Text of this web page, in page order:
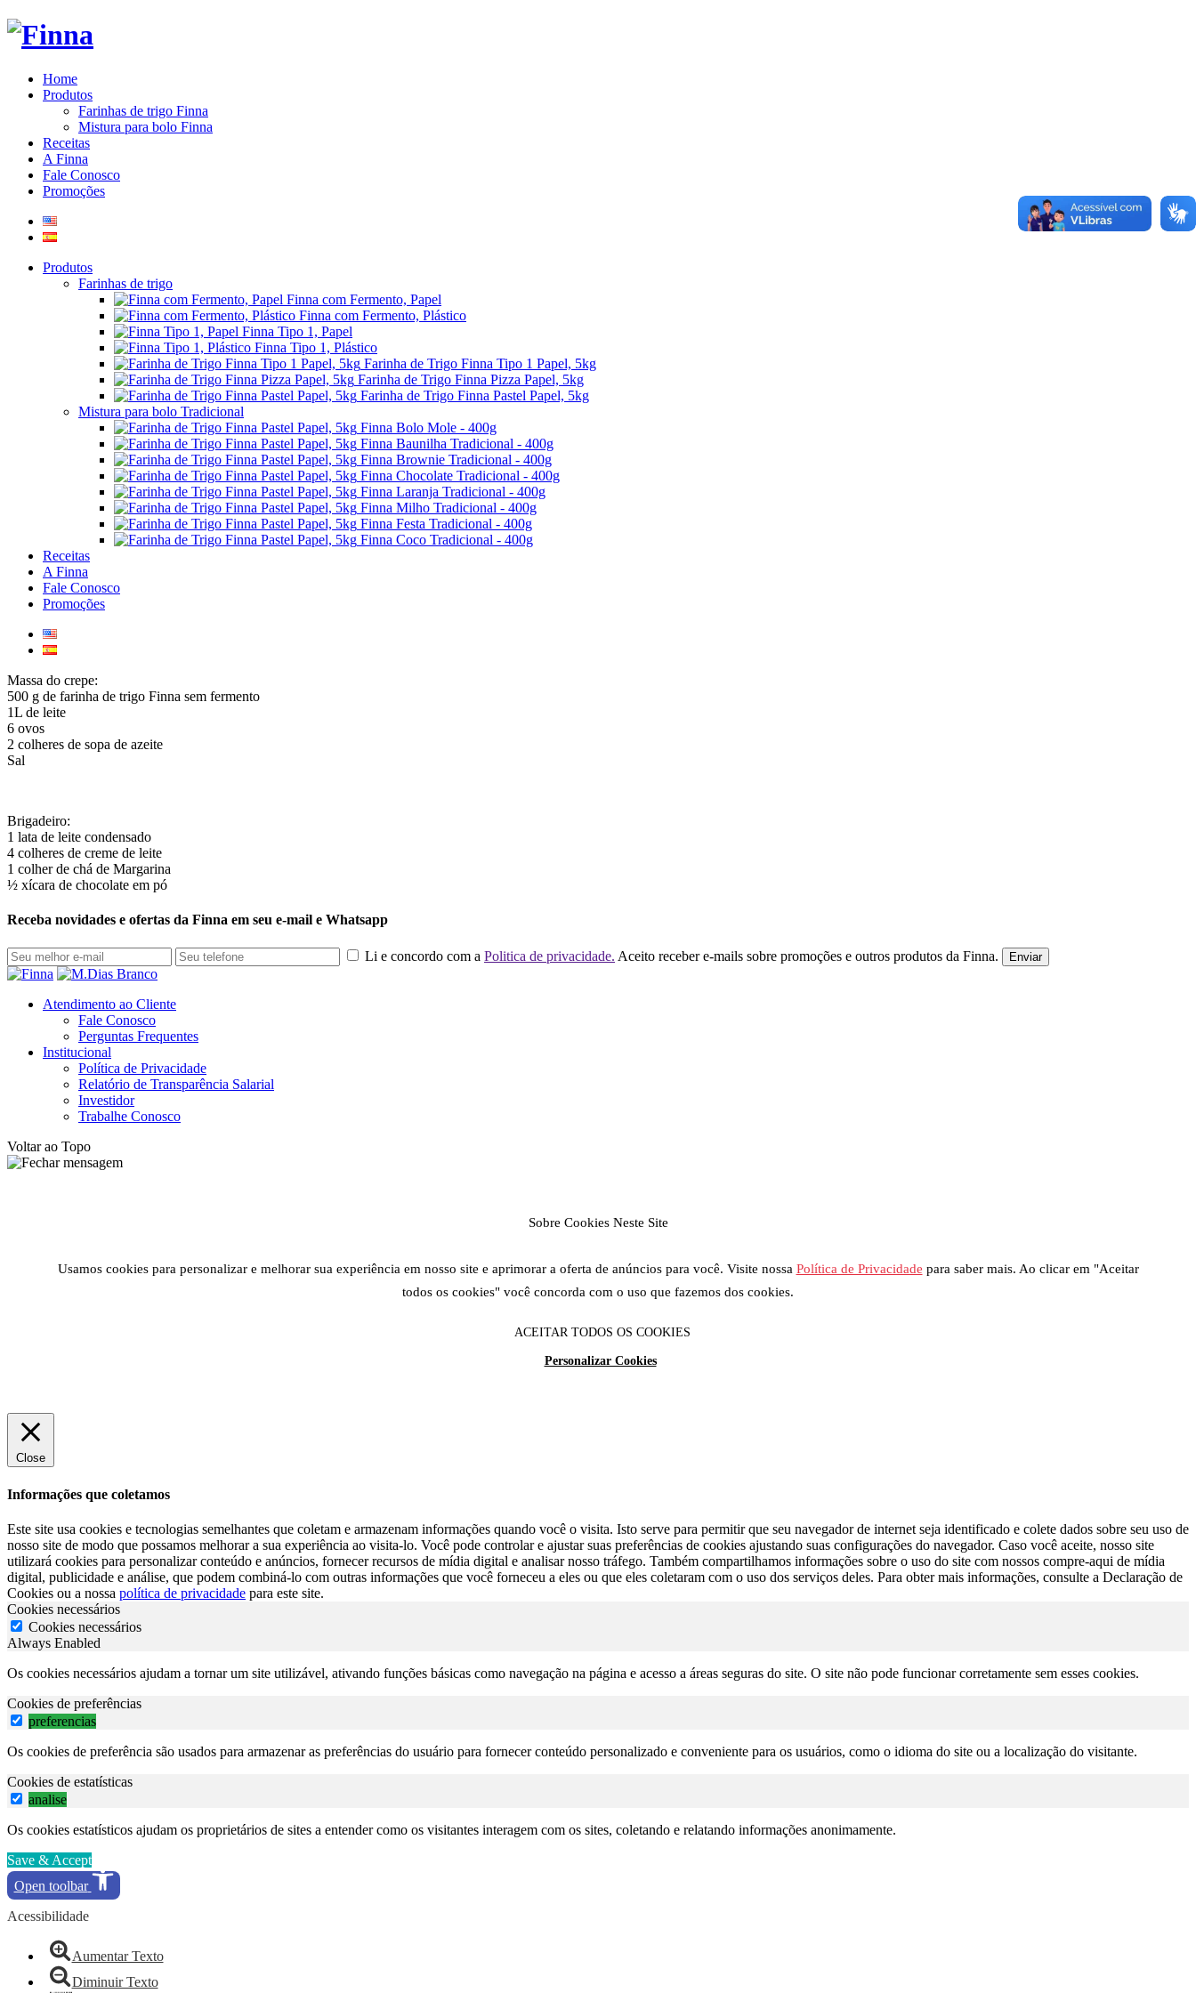
Home
Produtos
Farinhas de trigo Finna
Mistura para bolo Finna
Receitas
A Finna
Fale Conosco
Promoções
Produtos
Farinhas de trigo
Finna com Fermento, Papel
Finna com Fermento, Plástico
Finna Tipo 1, Papel
Finna Tipo 1, Plástico
Farinha de Trigo Finna Tipo 1 Papel, 5kg
Farinha de Trigo Finna Pizza Papel, 5kg
Farinha de Trigo Finna Pastel Papel, 5kg
Mistura para bolo Tradicional
Finna Bolo Mole - 400g
Finna Baunilha Tradicional - 400g
Finna Brownie Tradicional - 400g
Finna Chocolate Tradicional - 400g
Finna Laranja Tradicional - 400g
Finna Milho Tradicional - 400g
Finna Festa Tradicional - 400g
Finna Coco Tradicional - 400g
Receitas
A Finna
Fale Conosco
Promoções
Massa do crepe:
500 g de farinha de trigo Finna sem fermento
1L de leite
6 ovos
2 colheres de sopa de azeite
Sal
Brigadeiro:
1 lata de leite condensado
4 colheres de creme de leite
1 colher de chá de Margarina
½ xícara de chocolate em pó
Receba novidades e ofertas da Finna em seu e-mail e Whatsapp
Li e concordo com a Politica de privacidade. Aceito receber e-mails sobre promoções e outros produtos da Finna. Enviar
Atendimento ao Cliente
Fale Conosco
Perguntas Frequentes
Institucional
Política de Privacidade
Relatório de Transparência Salarial
Investidor
Trabalhe Conosco
Voltar ao Topo
Sobre Cookies Neste Site
Usamos cookies para personalizar e melhorar sua experiência em nosso site e aprimorar a oferta de anúncios para você. Visite nossa Política de Privacidade para saber mais. Ao clicar em "Aceitar
todos os cookies" você concorda com o uso que fazemos dos cookies.
ACEITAR TODOS OS COOKIES
Personalizar Cookies
Close
Informações que coletamos
Este site usa cookies e tecnologias semelhantes que coletam e armazenam informações quando você o visita. Isto serve para permitir que seu navegador de internet seja identificado e colete dados sobre seu uso de
nosso site de modo que possamos melhorar a sua experiência ao visita-lo. Você pode controlar e ajustar suas preferências de cookies ajustando suas configurações do navegador. Caso você aceite, nosso site
utilizará cookies para personalizar conteúdo e anúncios, fornecer recursos de mídia digital e analisar nosso tráfego. Também compartilhamos informações sobre o uso do site com nossos compre-aqui de mídia
digital, publicidade e análise, que podem combiná-lo com outras informações que você forneceu a eles ou que eles coletaram com o uso dos serviços deles. Para obter mais informações, consulte a Declaração de
Cookies ou a nossa política de privacidade para este site.
Cookies necessários
Cookies necessários
Always Enabled
Os cookies necessários ajudam a tornar um site utilizável, ativando funções básicas como navegação na página e acesso a áreas seguras do site. O site não pode funcionar corretamente sem esses cookies.
Cookies de preferências
preferencias
Os cookies de preferência são usados para armazenar as preferências do usuário para fornecer conteúdo personalizado e conveniente para os usuários, como o idioma do site ou a localização do visitante.
Cookies de estatísticas
analise
Os cookies estatísticos ajudam os proprietários de sites a entender como os visitantes interagem com os sites, coletando e relatando informações anonimamente.
Save & Accept
Open toolbar
Acessibilidade
Aumentar Texto
Diminuir Texto